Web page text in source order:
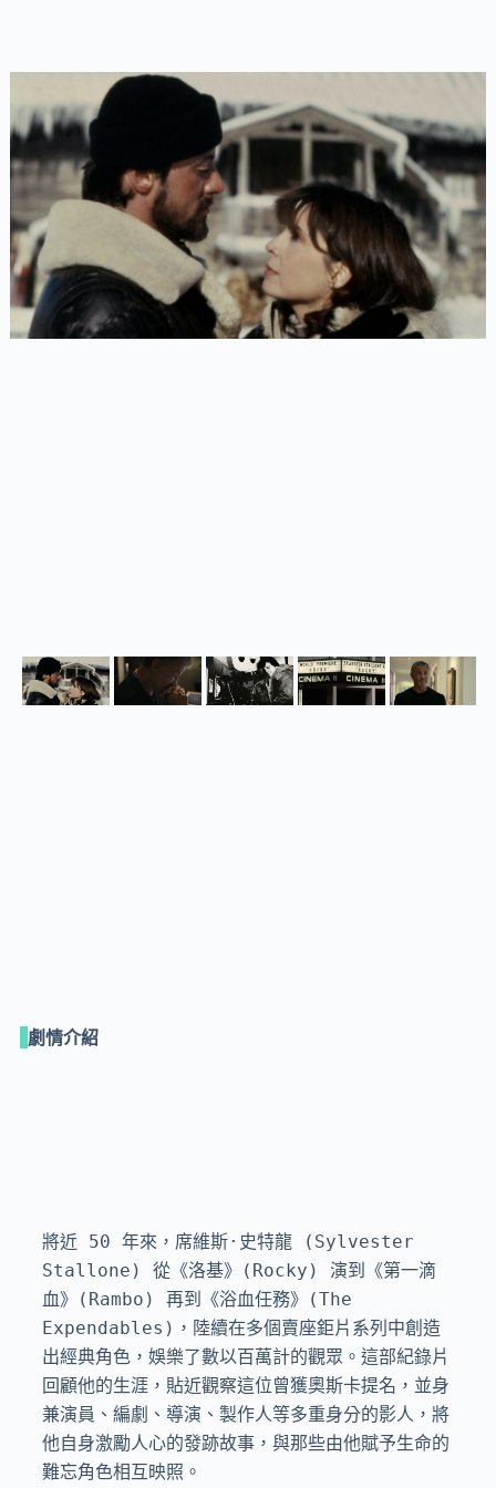
劇情介紹
將近 50 年來，席維斯·史特龍 (Sylvester
Stallone) 從《洛基》(Rocky) 演到《第一滴
血》(Rambo) 再到《浴血任務》(The
Expendables)，陸續在多個賣座鉅片系列中創造
出經典角色，娛樂了數以百萬計的觀眾。這部紀錄片
回顧他的生涯，貼近觀察這位曾獲奧斯卡提名，並身
兼演員、編劇、導演、製作人等多重身分的影人，將
他自身激勵人心的發跡故事，與那些由他賦予生命的
難忘角色相互映照。